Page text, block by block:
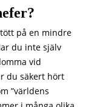
på en mindre
du inte själv
vid
du säkert hört
”världens